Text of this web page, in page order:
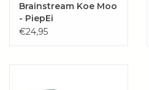
Brainstream Koe Moo
- PiepEi
€24,95